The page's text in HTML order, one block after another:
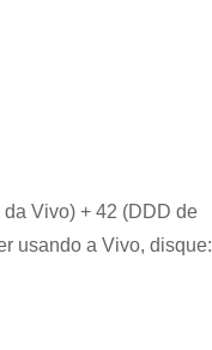
Vivo) + 42 (DDD de
usando a Vivo, disque: